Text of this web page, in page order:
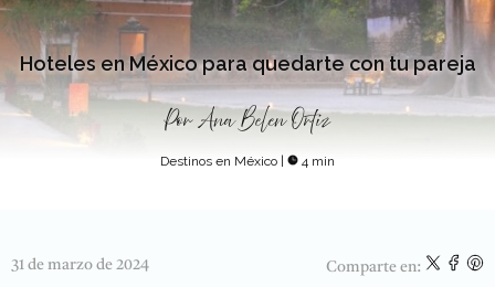
Hoteles en México para quedarte con tu pareja
Por Ana Belen Ortiz
Destinos en México | 4 min
31 de marzo de 2024 Comparte en: